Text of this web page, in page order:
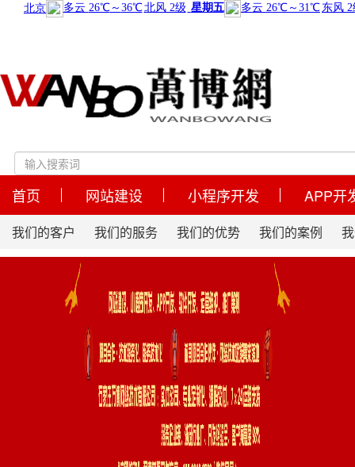
首页 网站建设 小程序开发 APP开
我们的客户 我们的服务 我们的优势 我们的案例